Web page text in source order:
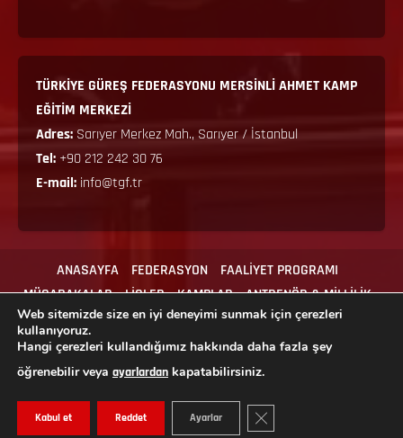
TÜRKİYE GÜREŞ FEDERASYONU MERSİNLİ AHMET KAMP
EĞİTİM MERKEZİ
Adres: Sarıyer Merkez Mah., Sarıyer / İstanbul
Tel: +90 212 242 30 76
E-mail: info@tgf.tr
ANASAYFA FEDERASYON
FAALİYET PROGRAMI
MÜSABAKALAR
LİGLER KAMPLAR
ANTRENÖR & MİLLİLİK
MEVZUAT
İLGİLİ FORMLAR İLETİŞİM
Copyright © 2024 Tüm hakları Türkiye Güreş Federasyonu'na aittir.
MoreNewsby AF themes.
Web sitemizde size en iyi deneyimi sunmak için çerezleri
kullanıyoruz.
Hangi çerezleri kullandığımız hakkında daha fazla şey
öğrenebilir veya ayarlardan kapatabilirsiniz.
Kabul et Reddet Ayarlar GDPR ÇEREZ ŞERIDINI